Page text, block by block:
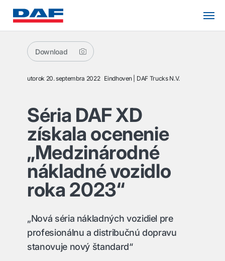
Download
utorok 20. septembra 2022 Eindhoven DAF Trucks N.V.
Séria DAF XD
získala ocenenie
„Medzinárodné
nákladné vozidlo
roka 2023“
„Nová séria nákladných vozidiel pre
profesionálnu a distribučnú dopravu
stanovuje nový štandard“